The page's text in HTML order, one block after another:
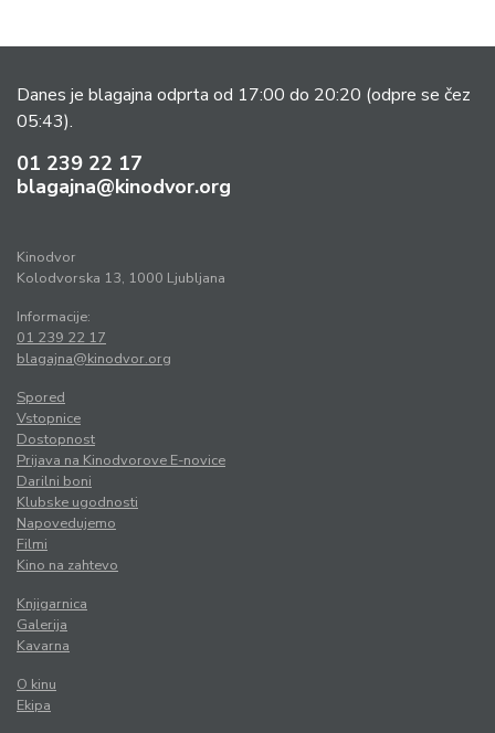
Danes je blagajna odprta od 17:00 do 20:20 (odpre se čez
05:43).
01 239 22 17
blagajna@kinodvor.org
Kinodvor
Kolodvorska 13, 1000 Ljubljana
Informacije:
01 239 22 17
blagajna@kinodvor.org
Spored
Vstopnice
Dostopnost
Prijava na Kinodvorove E-novice
Darilni boni
Klubske ugodnosti
Napovedujemo
Filmi
Kino na zahtevo
Knjigarnica
Galerija
Kavarna
O kinu
Ekipa